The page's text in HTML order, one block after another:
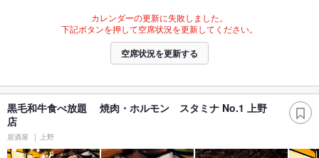
カレンダーの更新に失敗しました。
下記ボタンを押して空席状況を更新してください。
空席状況を更新する
黒毛和牛食べ放題 焼肉・ホルモン スタミナ No.1 上野
店
居酒屋 上野